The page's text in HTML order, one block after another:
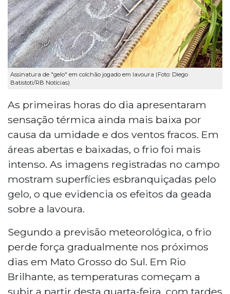
Assinatura de "gelo" em colchão jogado em lavoura (Foto: Diego
Batistoti/RB Notícias)
As primeiras horas do dia apresentaram
sensação térmica ainda mais baixa por
causa da umidade e dos ventos fracos. Em
áreas abertas e baixadas, o frio foi mais
intenso. As imagens registradas no campo
mostram superfícies esbranquiçadas pelo
gelo, o que evidencia os efeitos da geada
sobre a lavoura.
Segundo a previsão meteorológica, o frio
perde força gradualmente nos próximos
dias em Mato Grosso do Sul. Em Rio
Brilhante, as temperaturas começam a
subir a partir desta quarta-feira, com tardes